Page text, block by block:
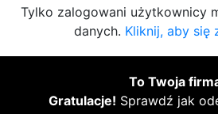
Tylko zalogowani użytkownicy
danych. Kliknij, aby się
To Twoja
Gratulacje! Sprawdź jak